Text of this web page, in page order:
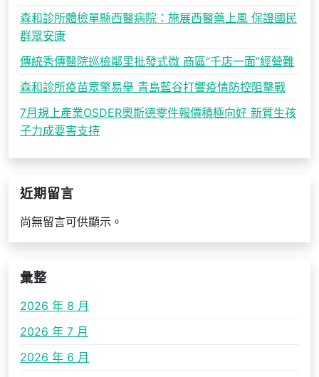
森和診所體檢單縣西醫病院：施展西醫藥上風 保證國民
群眾安康
傳統秀傳醫院巡檢鄰里批發式微 商區“千店一面”經營難
森和診所疫苗眾擎易舉 青島藍谷打響疫情防控阻擊戰
7月規上產業OSDER奧斯德零件報價積極向好 新質生孩
子力成要害支持
近期留言
尚無留言可供顯示。
彙整
2026 年 8 月
2026 年 7 月
2026 年 6 月